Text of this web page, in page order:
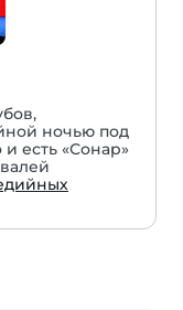
ночью под
есть «Сонар»